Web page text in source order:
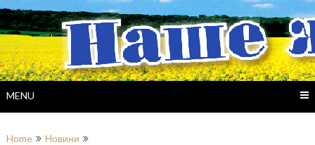
Skip
to
content
MENU
Home
Новини